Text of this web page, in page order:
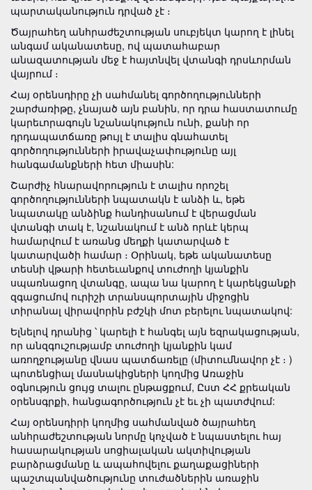
պարտականություն դրված չէ ։
Ծայրահեղ անհրաժեշտության սուբյեկտ կարող է լինել
անգամ ականատեսը, ով պատահաբար
անազատության մեջ է հայտնվել վտանգի դրսևորման
վայրում ։
Հայ օրենսդիրը չի սահմանել գործողությունների
շարժառիթը, չնայած այն բանին, որ դրա հաստատումը
կարեւորագույն նշանակություն ունի, քանի որ
դրդապատճառը թույլ է տալիս գնահատել
գործողությունների իրավաչափությունը այլ
հանգամանքների հետ միասին:
Շարժիչ հնարավորություն է տալիս որոշել
գործողությունների նպատակն է անձի և, եթե
նպատակը անձինք հանդիսանում է վերացման
վտանգի տակ է, նշանակում է անձ որևէ կերպ
համարվում է առանց մեղքի կատարված է
կատարվածի համար ։ Օրինակ, եթե ականատեսը
տեսնի վթարի հետեւանքով տուժողի կյանքին
սպառնացող վտանգը, ապա նա կարող է կարեկցանքի
զգացումով ուրիշի տրանսպորտային միջոցին
տիրանալ վիրավորին բժշկի մոտ բերելու նպատակով:
Ելնելով դրանից ՝ կարելի է հանգել այն եզրակացության,
որ անզգուշությամբ տուժողի կյանքին կամ
առողջությանը վնաս պատճառելը (միտումնավոր չէ ։ )
պոտենցիալ մասնակիցների կողմից Առաջին
օգնություն ցույց տալու ընթացքում, Ըստ ՀՀ քրեական
օրենսգրքի, հանցագործություն չէ եւ չի պատժվում:
Հայ օրենսդիրի կողմից սահմանված ծայրահեղ
անհրաժեշտության նորմը կոչված է նպաստելու հայ
հասարակության սոցիալական ակտիվության
բարձրացմանը և ապահովելու քաղաքացիների
պաշտպանվածությունը տուժածներին առաջին